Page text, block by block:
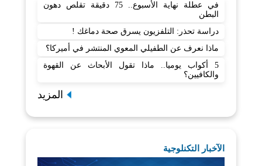
في عطلة نهاية الأسبوع.. 75 دقيقة تقلص دهون
البطن
دراسة تحذر: التلفزيون يسرق صحة دماغك !
ماذا نعرف عن الطفيلي المعوي المنتشر في أميركا؟
5 أكواب يوميا.. ماذا تقول الأبحاث عن القهوة
والكافيين؟
المزيد
الآخبار التكنلوجية